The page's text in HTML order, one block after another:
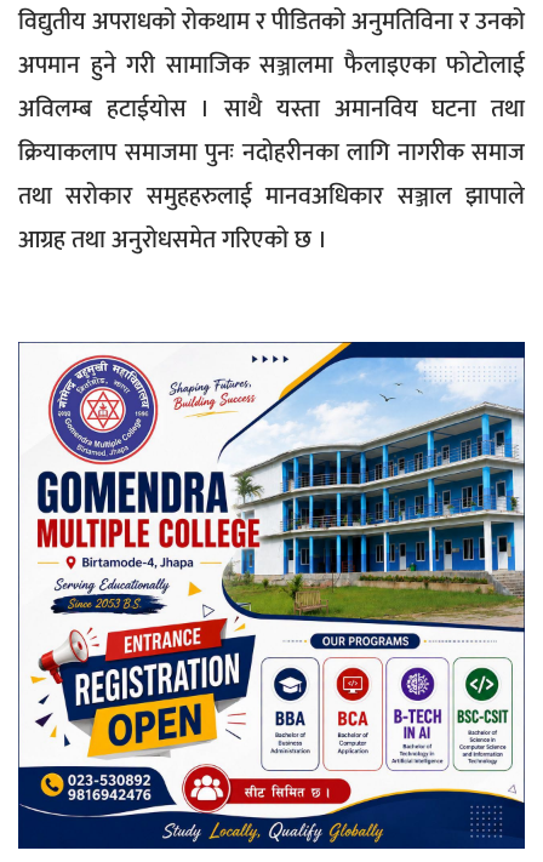
विद्युतीय अपराधको रोकथाम र पीडितको अनुमतिविना र उनको
अपमान हुने गरी सामाजिक सञ्जालमा फैलाइएका फोटोलाई
अविलम्ब हटाईयोस । साथै यस्ता अमानविय घटना तथा
क्रियाकलाप समाजमा पुनः नदोहरीनका लागि नागरीक समाज
तथा सरोकार समुहहरुलाई मानवअधिकार सञ्जाल झापाले
आग्रह तथा अनुरोधसमेत गरिएको छ ।